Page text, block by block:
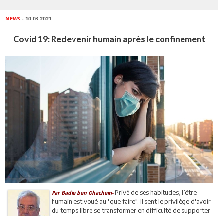
NEWS - 10.03.2021
Covid 19: Redevenir humain après le confinement
Par Badie ben Ghachem- Privé de ses habitudes, l’être
humain est voué au "que faire". Il sent le privilège d'avoir
du temps libre se transformer en difficulté de supporter